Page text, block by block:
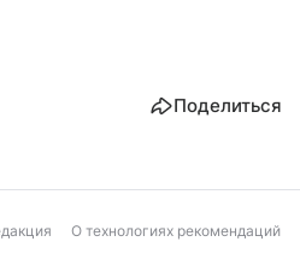
Поделиться
О технологиях рекомендаций